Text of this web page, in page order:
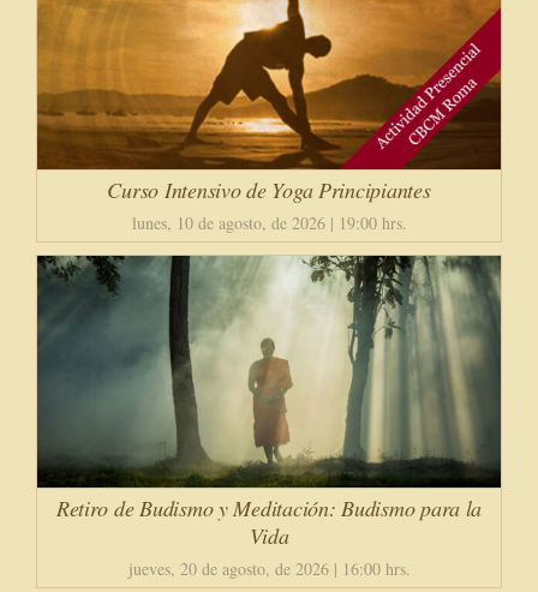
Curso Intensivo de Yoga Principiantes
lunes, 10 de agosto, de 2026 | 19:00 hrs.
Retiro de Budismo y Meditación: Budismo para la
Vida
jueves, 20 de agosto, de 2026 | 16:00 hrs.